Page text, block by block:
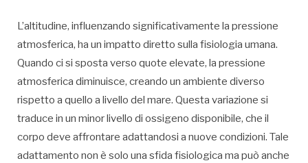
L’altitudine, influenzando significativamente la pressione
atmosferica, ha un impatto diretto sulla fisiologia umana.
Quando ci si sposta verso quote elevate, la pressione
atmosferica diminuisce, creando un ambiente diverso
rispetto a quello a livello del mare. Questa variazione si
traduce in un minor livello di ossigeno disponibile, che il
corpo deve affrontare adattandosi a nuove condizioni. Tale
adattamento non è solo una sfida fisiologica ma può anche